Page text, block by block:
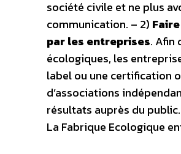
société civile et ne plus
communication. – 2)
par les entreprises. Afin
écologiques, les
label ou une certification
d’associations
résultats auprès du
La Fabrique Ecologique